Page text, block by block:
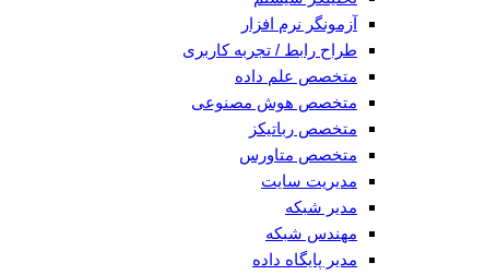
آزمونگر نرم افزار
طراح رابط / تجربه کاربری
متخصص علم داده
متخصص هوش مصنوعی
متخصص رباتیکز
متخصص متاورس
مدیریت سایت
مدیر شبکه
مهندس شبکه
مدیر پایگاه داده